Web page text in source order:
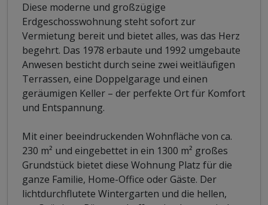
Diese moderne und großzügige
Erdgeschosswohnung steht sofort zur
Vermietung bereit und bietet alles, was das Herz
begehrt. Das 1978 erbaute und 1992 umgebaute
Anwesen besticht durch seine zwei weitläufigen
Terrassen, eine Doppelgarage und einen
geräumigen Keller – der perfekte Ort für Komfort
und Entspannung.
Mit einer beeindruckenden Wohnfläche von ca.
230 m² und eingebettet in ein 1300 m² großes
Grundstück bietet diese Wohnung Platz für die
ganze Familie, Home-Office oder Gäste. Der
lichtdurchflutete Wintergarten und die hellen,